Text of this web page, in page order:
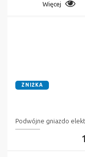
Więcej
ZNIŻKA
Podwójne gniazdo